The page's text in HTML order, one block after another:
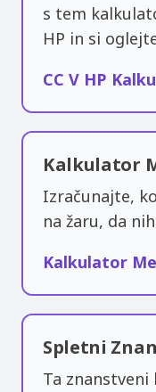
s tem
HP in si
CC V HP
Kalkulator
Izračunajte,
na žaru, da
Kalkulator
Spletni
Ta